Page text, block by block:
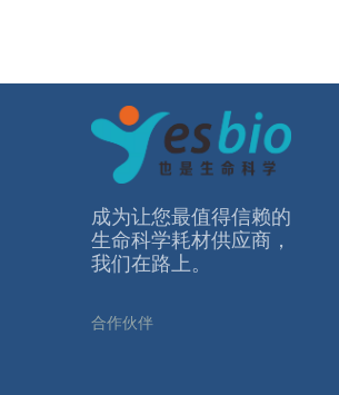
成为让您最值得信赖的
⽣命科学耗材供应商，
我们在路上。
合作伙伴